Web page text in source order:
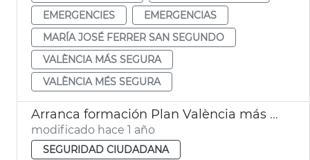
EMERGENCIES
EMERGENCIAS
MARÍA JOSÉ FERRER SAN SEGUNDO
VALÈNCIA MÁS SEGURA
VALÈNCIA MÉS SEGURA
Arranca formación Plan València más Segura
modificado hace 1 año
SEGURIDAD CIUDADANA